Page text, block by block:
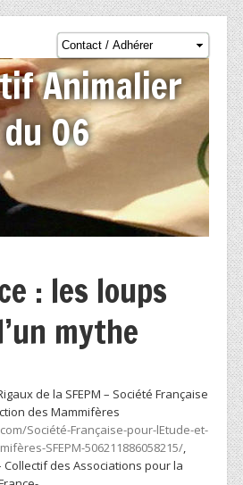
Animalier
du 06
: les loups
mythe
de la SFEPM – Société Française
des Mammifères
Société-Française-pour-lEtude-et-
SFEPM-506211886058215/
Collectif des Associations pour la